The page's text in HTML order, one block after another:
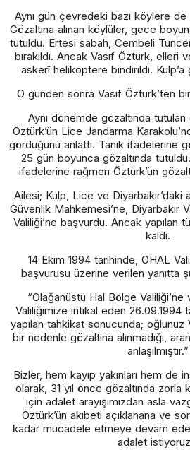
Aynı gün çevredeki bazı köylere de
Gözaltına alınan köylüler, gece
tutuldu. Ertesi sabah, Cembeli
bırakıldı. Ancak Vasıf Öztürk,
askerî helikoptere bindirildi.
O günden sonra Vasıf Öztürk’ten
Aynı dönemde gözaltında tutulan
Öztürk’ün Lice Jandarma
gördüğünü anlattı. Tanık ifadelerine
25 gün boyunca gözaltında
ifadelerine rağmen Öztürk’ün
Ailesi; Kulp, Lice ve
Güvenlik Mahkemesi’ne, Diyarbakır
Valiliği’ne başvurdu. Ancak yapılan
kaldı.
14 Ekim 1994 tarihinde, OHAL
başvurusu üzerine verilen yanıtta
“Olağanüstü Hal Bölge
Valiliğimize intikal eden 26.09.1994
yapılan tahkikat sonucunda; oğlunuz
bir nedenle gözaltına alınmadığı,
anlaşılmıştır.”
Bizler, hem kayıp yakınları hem de
olarak, 31 yıl önce gözaltında zorla
için adalet arayışımızdan asla
Öztürk’ün akıbeti açıklanana ve
kadar mücadele etmeye devam
adalet